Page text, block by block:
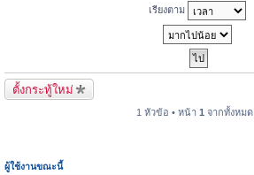
เรียงตาม
ตั้งกระทู้ใหม่
1 หัวข้อ • หน้า 1 จากทั้งหมด
ผู้ใช้งานขณะนี้